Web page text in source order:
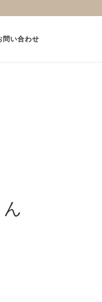
問い合わせ